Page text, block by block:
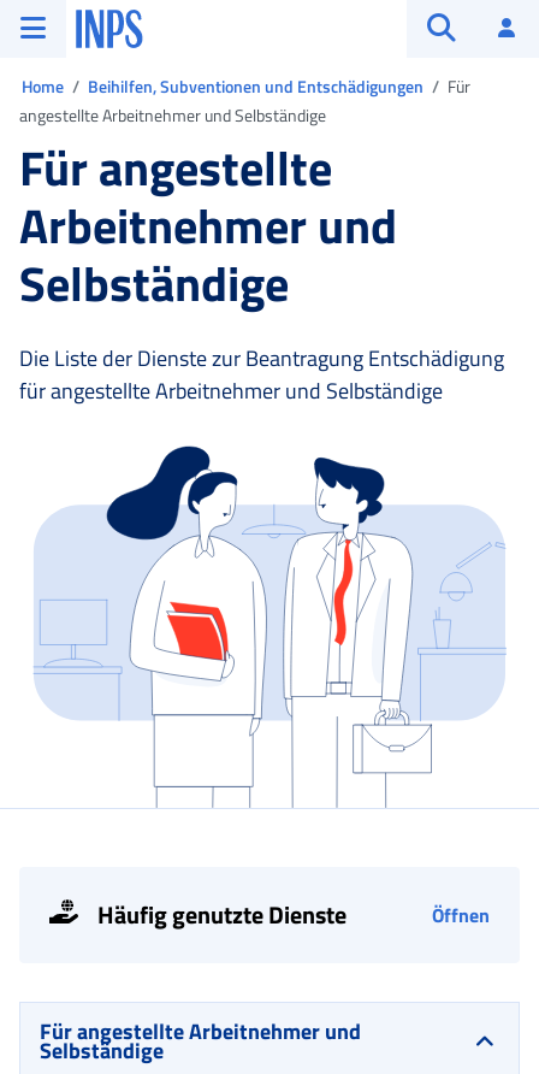
Zum Hauptmenü
Zum Hauptinhalt springen
Zu der Fußzeile
INPS ()
Home Beihilfen, Subventionen und Entschädigungen
Für
angestellte Arbeitnehmer und Selbständige
Für angestellte
Arbeitnehmer und
Selbständige
Die Liste der Dienste zur Beantragung Entschädigung
für angestellte Arbeitnehmer und Selbständige
Für angestellte Arbeitnehmer und
Selbständige
Häufig genutzte Dienste Öffnen